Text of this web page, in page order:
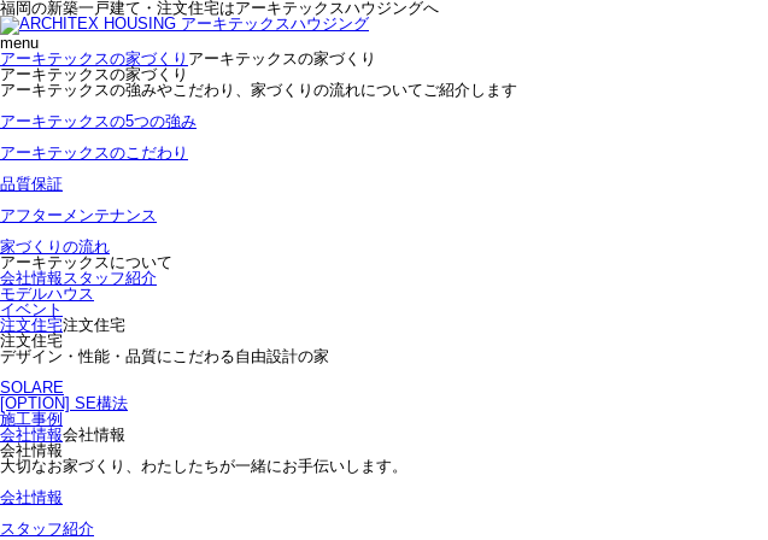
福岡の新築一戸建て・注文住宅はアーキテックスハウジングへ
menu
アーキテックスの家づくり アーキテックスの家づくり
アーキテックスの家づくり
アーキテックスの強みやこだわり、家づくりの流れについてご紹介します
アーキテックスの5つの強み
アーキテックスのこだわり
品質保証
アフターメンテナンス
家づくりの流れ
アーキテックスについて
会社情報スタッフ紹介
モデルハウス
イベント
注文住宅注文住宅
注文住宅
デザイン・性能・品質にこだわる自由設計の家
SOLARE
[OPTION] SE構法
施工事例
会社情報会社情報
会社情報
大切なお家づくり、わたしたちが一緒にお手伝いします。
会社情報
スタッフ紹介